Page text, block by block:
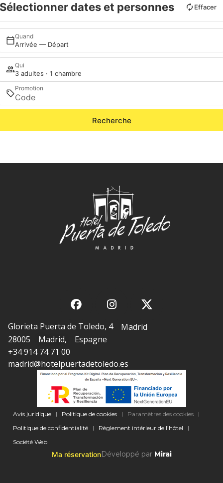
Sélectionner dates et personnes Effacer
Quand
Arrivée — Départ
Qui
3 adultes · 1 chambre
Promotion
Recherche
Glorieta Puerta de Toledo, 4
Madrid
28005
Madrid,
Espagne
+34 914 74 71 00
madrid@hotelpuertadetoledo.es
Avis juridique Politique de cookies
Paramètres des cookies
Politique de confidentialité
Règlement intérieur de l’hôtel
Société Web
Ma réservationDéveloppé par Mirai